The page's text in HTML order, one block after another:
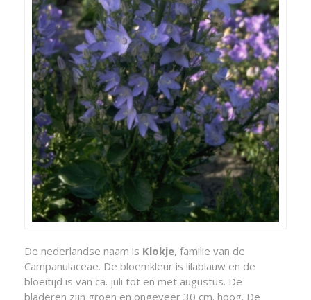
De nederlandse naam is Klokje, familie van de
Campanulaceae. De bloemkleur is lilablauw en de
bloeitijd is van ca. juli tot en met augustus. De
bladeren zijn groen en ongeveer 30 cm. hoog. De